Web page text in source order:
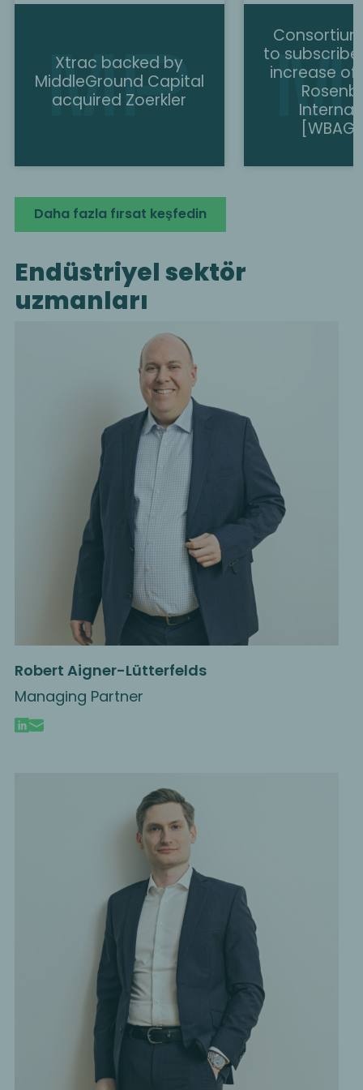
Xtrac backed by
MiddleGround Capital
acquired Zoerkler
to
increase of
Daha fazla fırsat keşfedin
Endüstriyel sektör
uzmanları
Robert Aigner-Lütterfelds
Managing Partner